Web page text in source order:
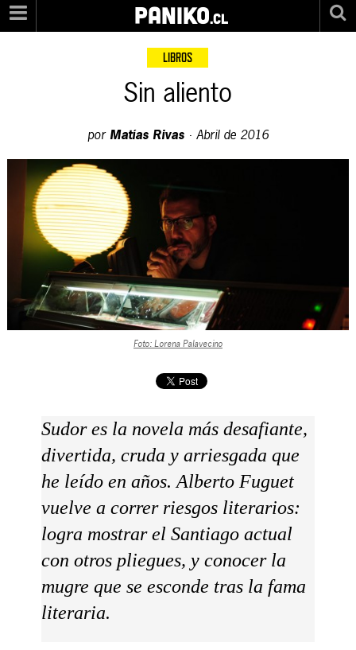
PANIKO.cl
LIBROS
Sin aliento
por Matías Rivas· Abril de 2016
Foto: Lorena Palavecino
Sudor es la novela más desafiante,
divertida, cruda y arriesgada que
he leído en años. Alberto Fuguet
vuelve a correr riesgos literarios:
logra mostrar el Santiago actual
con otros pliegues, y conocer la
mugre que se esconde tras la fama
literaria.